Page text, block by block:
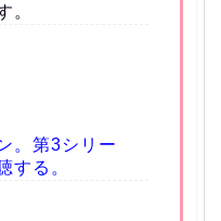
。
。第3シリー
する。